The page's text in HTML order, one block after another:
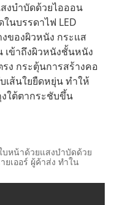
งบำบัดด้วยไอออน
นบรรดาไฟ LED
งของผิวหนัง กระแส
เข้าถึงผิวหนังชั้นหนัง
ง กระตุ้นการสร้างคอ
เส้นใยยืดหยุ่น ทำให้
ใต้ตากระชับขึ้น
หน้าด้วยแสงบำบัดด้วย
ยเออร์ ผู้ค้าส่ง ทำใน